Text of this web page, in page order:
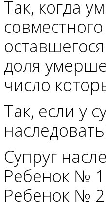
Так, когда
доля
число
Так, если у
Супруг
Ребенок №
Ребенок №